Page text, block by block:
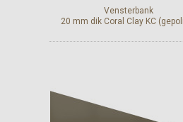
Vensterbank
20 mm dik Coral Clay KC